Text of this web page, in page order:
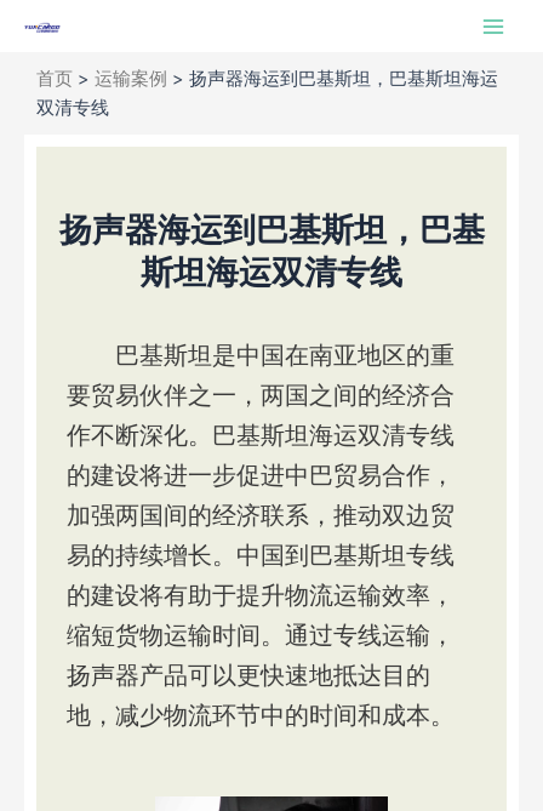
Main
首页 > 运输案例 > 扬声器海运到巴基斯坦，巴基斯坦海运
双清专线
扬声器海运到巴基斯坦，巴基
斯坦海运双清专线
巴基斯坦是中国在南亚地区的重
要贸易伙伴之一，两国之间的经济合
作不断深化。巴基斯坦海运双清专线
的建设将进一步促进中巴贸易合作，
加强两国间的经济联系，推动双边贸
易的持续增长。中国到巴基斯坦专线
的建设将有助于提升物流运输效率，
缩短货物运输时间。通过专线运输，
扬声器产品可以更快速地抵达目的
地，减少物流环节中的时间和成本。